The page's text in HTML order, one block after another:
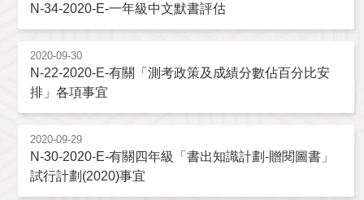
N-34-2020-E-一年級中文默書評估
2020-09-30
N-22-2020-E-有關「測考政策及成績分數佔百分比安
排」各項事宜
2020-09-29
N-30-2020-E-有關四年級「書出知識計劃-贈閱圖書」
試行計劃(2020)事宜